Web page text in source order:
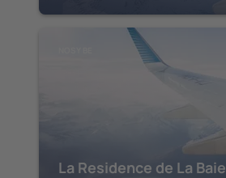
La Residence de La Baie